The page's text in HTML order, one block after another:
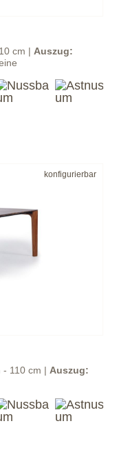
cm | Auszug:
konfigurierbar
- 110 cm | Auszug: